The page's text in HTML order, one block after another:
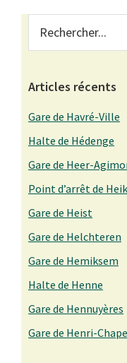
Primary
Sidebar
Articles récents
Gare de Havré-Ville
Halte de Hédenge
Gare de Heer-
Point d’arrêt de
Gare de Heist
Gare de Helchteren
Gare de Hemiksem
Halte de Henne
Gare de Hennuyères
Gare de Henri-